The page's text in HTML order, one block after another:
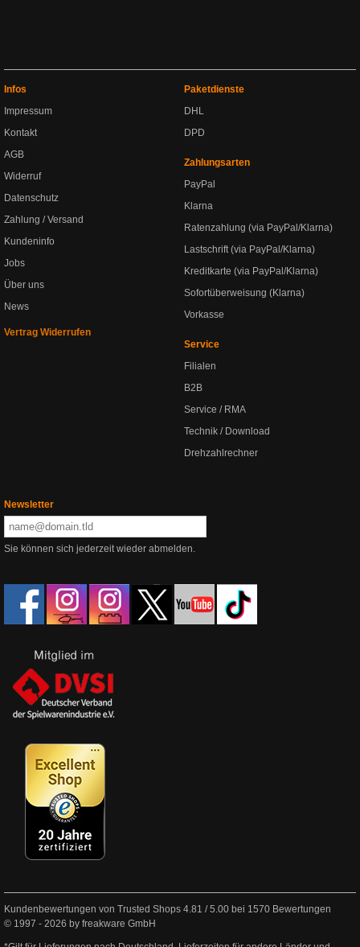
Infos
Impressum
Kontakt
AGB
Widerruf
Datenschutz
Zahlung / Versand
Kundeninfo
Jobs
Über uns
News
Vertrag Widerrufen
Paketdienste
DHL
DPD
Zahlungsarten
PayPal
Klarna
Ratenzahlung (via PayPal/Klarna)
Lastschrift (via PayPal/Klarna)
Kreditkarte (via PayPal/Klarna)
Sofortüberweisung (Klarna)
Vorkasse
Service
Filialen
B2B
Service / RMA
Technik / Download
Drehzahlrechner
Newsletter
Sie können sich jederzeit wieder abmelden.
Kundenbewertungen von Trusted Shops 4.81 /5.00 bei 1570 Bewertungen
© 1997 - 2026 by freakware GmbH